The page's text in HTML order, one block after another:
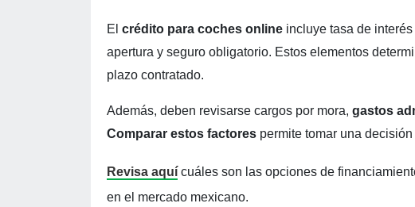
El crédito para coches online incluye tasa de
apertura y seguro obligatorio. Estos elementos
plazo contratado.
Además, deben revisarse cargos por mora, gastos
Comparar estos factores permite tomar una
Revisa aquí cuáles son las opciones de
en el mercado mexicano.